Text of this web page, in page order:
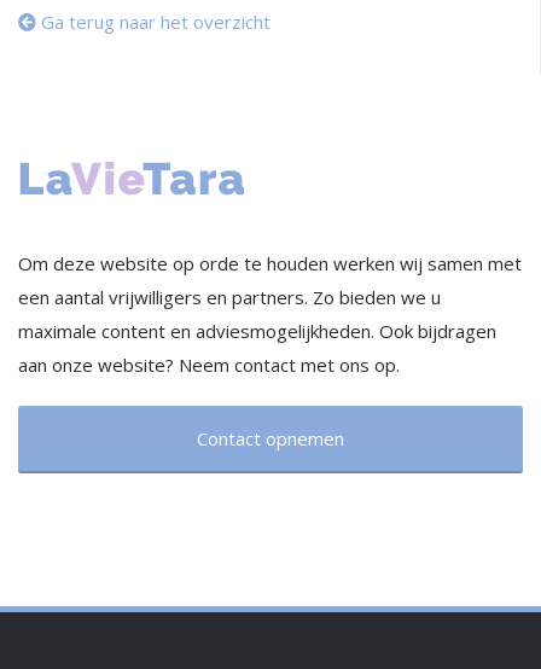
Ga terug naar het overzicht
Om deze website op orde te houden werken wij samen met
een aantal vrijwilligers en partners. Zo bieden we u
maximale content en adviesmogelijkheden. Ook bijdragen
aan onze website? Neem contact met ons op.
Contact opnemen